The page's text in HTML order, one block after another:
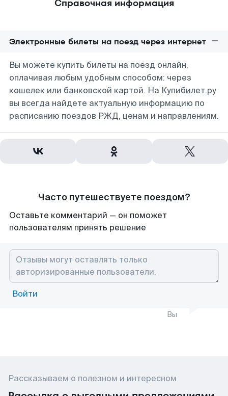
Справочная информация
Электронные билеты на поезд через интернет
Вы можете купить билеты на поезд онлайн,
оплачивая любым удобным способом: через
кошелек или банковской картой. На Купибилет.ру
вы всегда найдете актуальную информацию по
расписанию поездов РЖД, ценам и направлениям.
Часто путешествуете поездом?
Оставьте комментарий — он поможет
пользователям принять решение
Войти
Вы
Рассказываем о полезном и интересном